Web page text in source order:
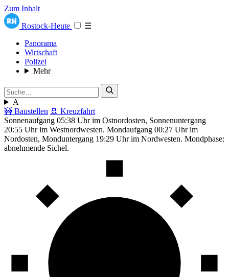
Zum Inhalt
Rostock-Heute
☰
Panorama
Wirtschaft
Polizei
Mehr
A
🚧 Baustellen 🚢 Kreuzfahrt
Sonnenaufgang 05:38 Uhr im Ostnordosten, Sonnenuntergang
20:55 Uhr im Westnordwesten. Mondaufgang 00:27 Uhr im
Nordosten, Monduntergang 19:29 Uhr im Nordwesten. Mondphase:
abnehmende Sichel.